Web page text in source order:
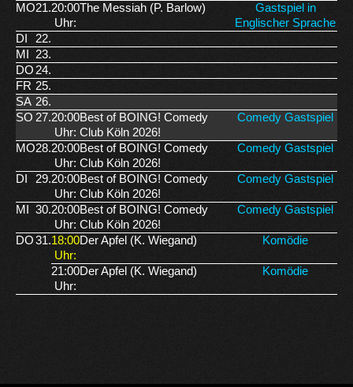
MO21.20:00
Uhr:
The Messiah (P. Barlow)
Gastspiel in
Englischer Sprache
DI
22.
MI
23.
DO24.
FR 25.
SA 26.
SO 27.20:00
Uhr:
Best of BOING! Comedy
Club Köln 2026!
Comedy Gastspiel
MO28.20:00
Uhr:
Best of BOING! Comedy
Club Köln 2026!
Comedy Gastspiel
DI 29.20:00
Uhr:
Best of BOING! Comedy
Club Köln 2026!
Comedy Gastspiel
MI 30.20:00
Uhr:
Best of BOING! Comedy
Club Köln 2026!
Comedy Gastspiel
DO31.18:00
Uhr:
Der Apfel (K. Wiegand) Komödie
21:00
Uhr:
Der Apfel (K. Wiegand) Komödie